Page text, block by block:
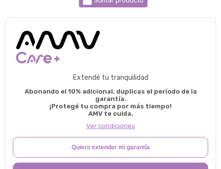
Extendé tu tranquilidad
Abonando el 10% adicional, duplicas el período de la
garantía.
¡Protegé tu compra por más tiempo!
AMV te cuida.
Ver condiciones
Quiero extender mi garantía